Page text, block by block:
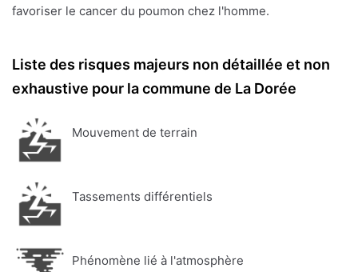
favoriser le cancer du poumon chez l'homme.
Liste des risques majeurs non détaillée et non
exhaustive pour la commune de La Dorée
Mouvement de terrain
Tassements différentiels
Phénomène lié à l'atmosphère